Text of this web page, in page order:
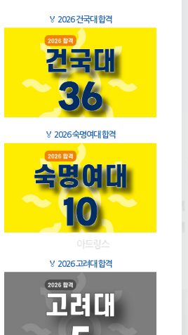
🏅 2026 건국대 합격
🏅 2026 숙명여대 합격
🏅 2026 고려대 합격